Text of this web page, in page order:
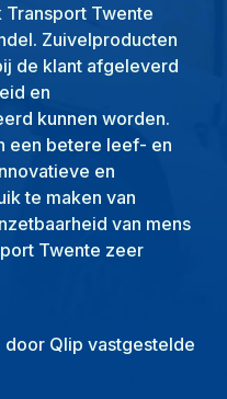
Transport Twente
Zuivelproducten
de klant afgeleverd
en
kunnen worden.
een betere leef- en
en
te maken van
van mens
Twente zeer
Qlip vastgestelde